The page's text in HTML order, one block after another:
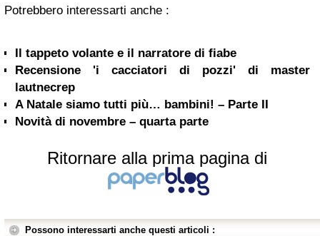
Potrebbero interessarti anche :
Il tappeto volante e il narratore di fiabe
Recensione 'i cacciatori di pozzi' di master
lautnecrep
A Natale siamo tutti più… bambini! – Parte II
Novità di novembre – quarta parte
Ritornare alla prima pagina di
Possono interessarti anche questi articoli :